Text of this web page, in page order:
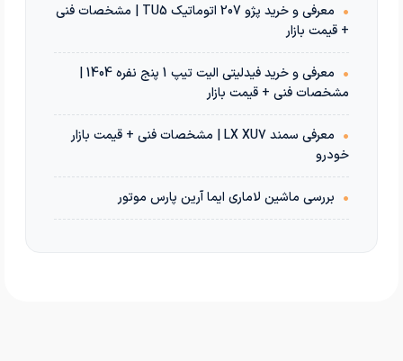
•
معرفی و خرید پژو 207 اتوماتیک TU5 | مشخصات فنی
+ قیمت بازار
•
معرفی و خرید فیدلیتی الیت تیپ 1 پنج نفره 1404 |
مشخصات فنی + قیمت بازار
•
معرفی سمند LX XU7 | مشخصات فنی + قیمت بازار
خودرو
• بررسی ماشین لاماری ایما آرین پارس موتور